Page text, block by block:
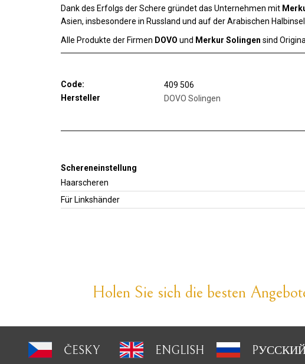
Dank des Erfolgs der Schere gründet das Unternehmen mit
Asien, insbesondere in Russland und auf der Arabischen
Alle Produkte der Firmen DOVO und Merkur Solingen sind
Code:
409 506
Hersteller
DOVO Solingen
Schereneinstellung
Haarscheren
Für Linkshänder
Holen Sie sich die besten
ČESKY ENGLISH